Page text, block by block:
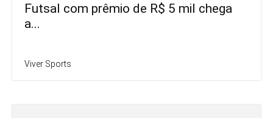
Futsal com prêmio de R$ 5 mil chega
a...
Viver Sports